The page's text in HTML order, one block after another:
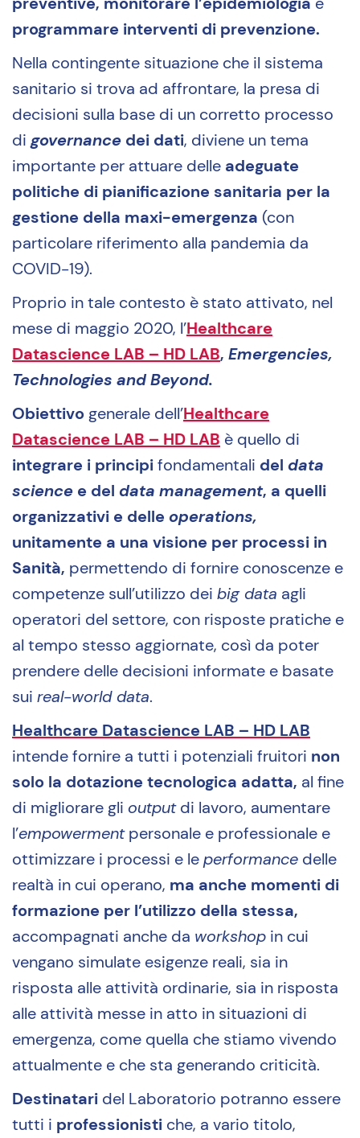
programmare interventi di prevenzione.
Nella contingente situazione che il sistema
sanitario si trova ad affrontare, la presa di
decisioni sulla base di un corretto processo
digovernance dei dati, diviene un tema
importante per attuare delle adeguate
politiche di pianificazione sanitaria per la
gestione della maxi-emergenza (con
particolare riferimento alla pandemia da
COVID-19).
Proprio in tale contesto è stato attivato, nel
mese di maggio 2020, l’Healthcare
Datascience LAB – HD LAB, Emergencies,
Technologies and Beyond.
Obiettivo generale dell’Healthcare
Datascience LAB – HD LAB è quello di
integrare i principifondamentali del data
science e del data management, a quelli
organizzativi e delle operations,
unitamente a una visione per processi in
Sanità, permettendo di fornire conoscenze e
competenze sull’utilizzo dei big data agli
operatori del settore, con risposte pratiche e
al tempo stesso aggiornate, così da poter
prendere delle decisioni informate e basate
sui real-world data.
Healthcare Datascience LAB – HD LAB
intende fornire a tutti i potenziali fruitori non
solo la dotazione tecnologica adatta, al fine
di migliorare gli outputdi lavoro, aumentare
l’empowermentpersonale e professionale e
ottimizzare i processi e leperformance delle
realtà in cui operano, ma anche momenti di
formazione per l’utilizzo della stessa,
accompagnati anche da workshop in cui
vengano simulate esigenze reali, sia in
risposta alle attività ordinarie, sia in risposta
alle attività messe in atto in situazioni di
emergenza, come quella che stiamo vivendo
attualmente e che sta generando criticità.
Destinatari del Laboratorio potranno essere
tutti i professionisti che, a vario titolo,